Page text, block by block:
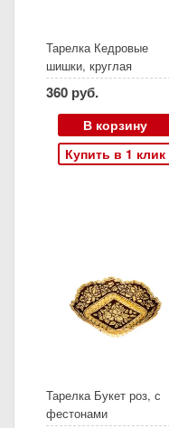
Тарелка Кедровые
шишки, круглая
360 руб.
В корзину
Купить в 1 клик
Тарелка Букет роз, с
фестонами